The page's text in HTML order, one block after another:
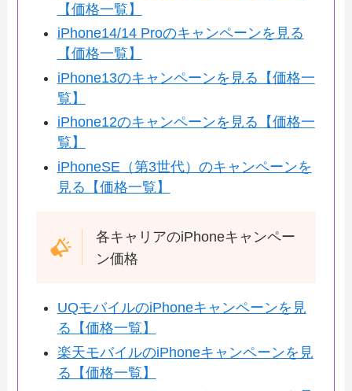
【価格一覧】
iPhone14/14 Proのキャンペーンを見る
【価格一覧】
iPhone13のキャンペーンを見る【価格一
覧】
iPhone12のキャンペーンを見る【価格一
覧】
iPhoneSE（第3世代）のキャンペーンを
見る【価格一覧】
各キャリアのiPhoneキャンペー
ン価格
UQモバイルのiPhoneキャンペーンを見
る【価格一覧】
楽天モバイルのiPhoneキャンペーンを見
る【価格一覧】